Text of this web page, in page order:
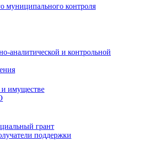
муниципального контроля
аналитической и контрольной
и имуществе
грант
поддержки